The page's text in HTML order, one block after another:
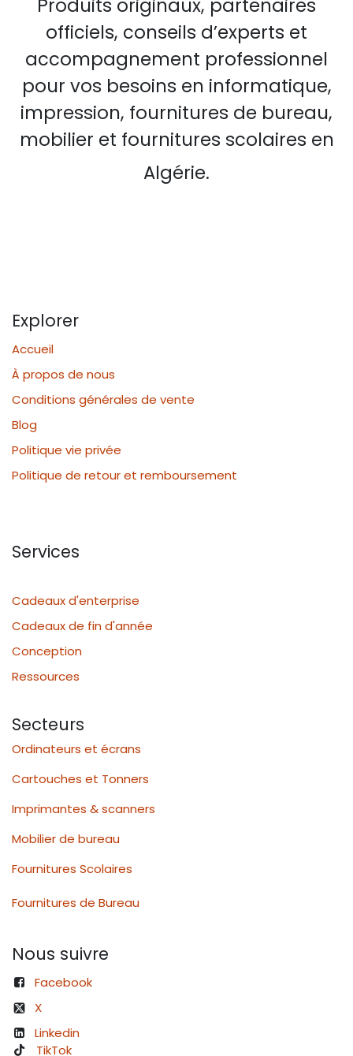
Produits originaux, partenaires
officiels, conseils d’experts et
accompagnement professionnel
pour vos besoins en informatique,
impression, fournitures de bureau,
mobilier et fournitures scolaires en
Algérie.
Explorer
Accueil
À propos de nous
Conditions générales de vente
Blog
Politique vie privée
Politique de retour et remboursement
Services
Cadeaux d'enterprise
Cadeaux de fin d'année
Conception
Ressources
Secteurs
Ordinateurs et écrans
Cartouches et Tonners
Imprimantes & scanners
Mobilier de bureau
Fournitures Scolaires
Fournitures de Bureau
Nous suivre
Facebook
X
Linkedin
TikTok